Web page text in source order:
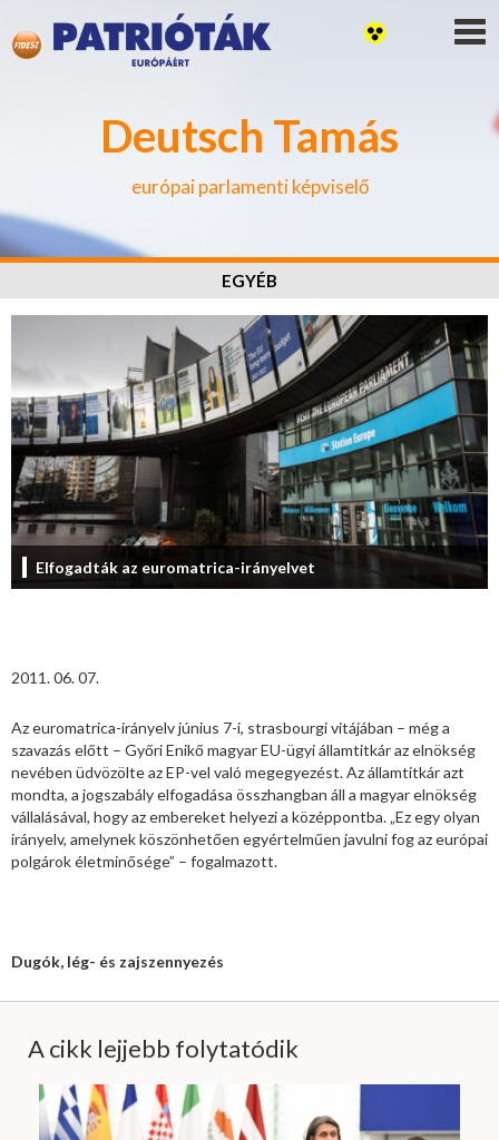
Deutsch Tamás
európai parlamenti képviselő
EGYÉB
Elfogadták az euromatrica-irányelvet
2011. 06. 07.
Az euromatrica-irányelv június 7-i, strasbourgi vitájában – még a
szavazás előtt – Győri Enikő magyar EU-ügyi államtitkár az elnökség
nevében üdvözölte az EP-vel való megegyezést. Az államtitkár azt
mondta, a jogszabály elfogadása összhangban áll a magyar elnökség
vállalásával, hogy az embereket helyezi a középpontba. „Ez egy olyan
irányelv, amelynek köszönhetően egyértelműen javulni fog az európai
polgárok életminősége” – fogalmazott.
Dugók, lég- és zajszennyezés
A cikk lejjebb folytatódik